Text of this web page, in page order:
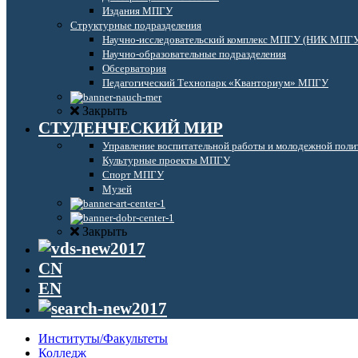
Издания МПГУ
Структурные подразделения
Научно-исследовательский комплекс МПГУ (НИК
Научно-образовательные подразделения
Обсерватория
Педагогический Технопарк «Кванториум» МПГУ
Закрыть
СТУДЕНЧЕСКИЙ МИР
Управление воспитательной работы и молодежной
Культурные проекты МПГУ
Спорт МПГУ
Музей
Закрыть
CN
EN
Институты/Факультеты
Колледж